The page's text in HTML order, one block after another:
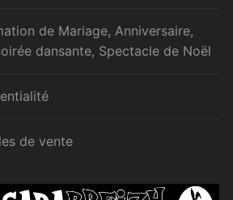
de Mariage, Anniversaire,
dansante, Spectacle de Noël
de vente